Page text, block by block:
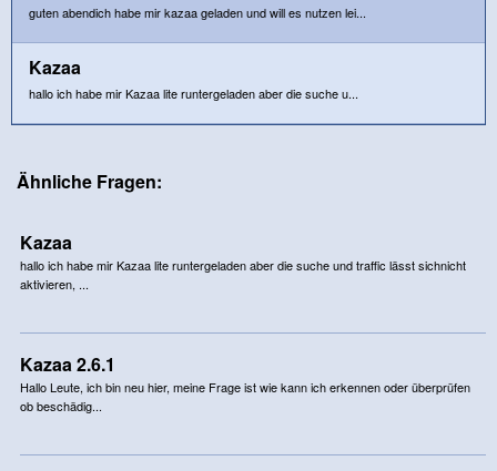
guten abendich habe mir kazaa geladen und will es nutzen lei...
Kazaa
hallo ich habe mir Kazaa lite runtergeladen aber die suche u...
Ähnliche Fragen:
Kazaa
hallo ich habe mir Kazaa lite runtergeladen aber die suche und traffic lässt sichnicht
aktivieren, ...
Kazaa 2.6.1
Hallo Leute, ich bin neu hier, meine Frage ist wie kann ich erkennen oder überprüfen
ob beschädig...